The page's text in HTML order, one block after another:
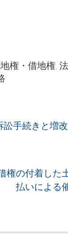
権・借地権,
訟手続きと増
権の付着した
払いによる